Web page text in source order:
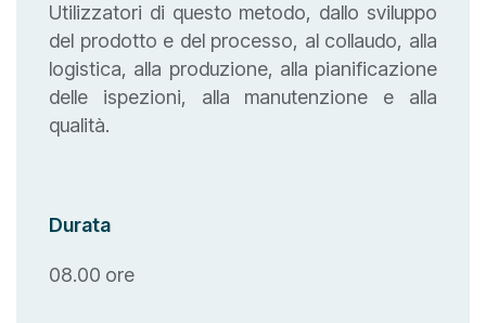
Utilizzatori di questo metodo, dallo sviluppo
del prodotto e del processo, al collaudo, alla
logistica, alla produzione, alla pianificazione
delle ispezioni, alla manutenzione e alla
qualità.
Durata
08.00 ore